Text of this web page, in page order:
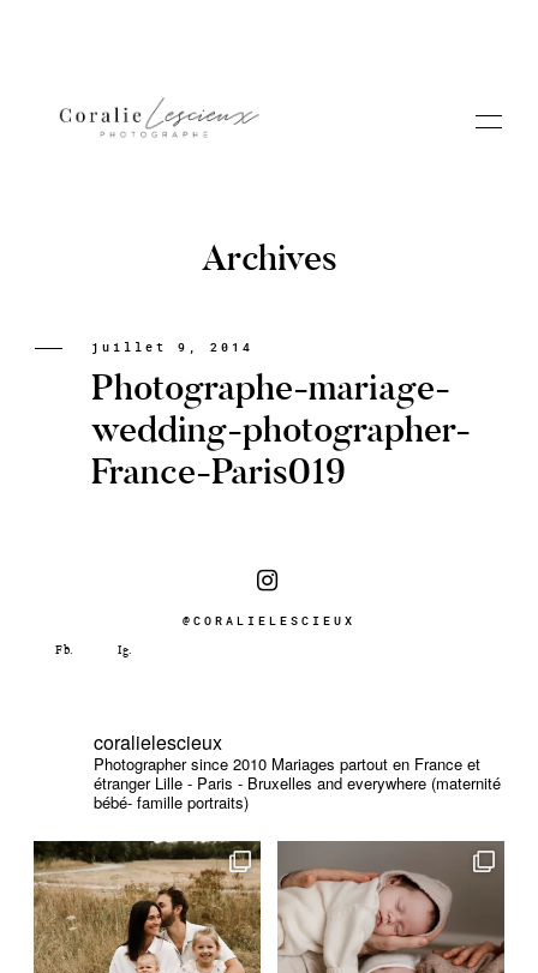
Portfolio
A PROPOS CORALIE
Archives
juillet 9, 2014
Photographe-mariage-
wedding-photographer-
France-Paris019
@CORALIELESCIEUX
coralielescieux
Photographer since 2010 Mariages partout en France et
étranger Lille - Paris - Bruxelles and everywhere (maternité
bébé- famille portraits)